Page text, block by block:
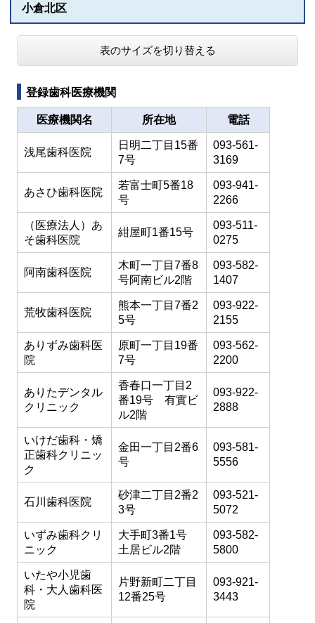
小倉北区
表のサイズを切り替える
登録歯科医療機関
医療機関名 所在地 電話
浅尾歯科医院
日明二丁目15番
7号
093-561-
3169
あさひ歯科医院
若富士町5番18
号
093-941-
2266
（医療法人）あ
そ歯科医院
紺屋町1番15号
093-511-
0275
阿南歯科医院
木町一丁目7番8
号阿南ビル2階
093-582-
1407
荒牧歯科医院
熊本一丁目7番2
5号
093-922-
2155
ありずみ歯科医
院
原町一丁目19番
7号
093-562-
2200
ありたデンタル
クリニック
香春口一丁目2
番19号 有實ビ
ル2階
093-922-
2888
いけだ歯科・矯
正歯科クリニッ
ク
金田一丁目2番6
号
093-581-
5556
石川歯科医院
砂津二丁目2番2
3号
093-521-
5072
いずみ歯科クリ
ニック
大手町3番1号
土居ビル2階
093-582-
5800
いたや小児歯
科・大人歯科医
院
片野新町二丁目
12番25号
093-921-
3443